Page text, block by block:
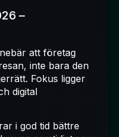
–
att företag
inte bara den
Fokus ligger
digital
i god tid bättre